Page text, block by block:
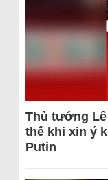
Thủ tướng
thể khi xin ý
Putin